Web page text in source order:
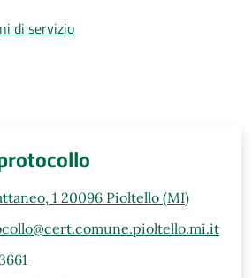
di servizio
1 20096 Pioltello (MI)